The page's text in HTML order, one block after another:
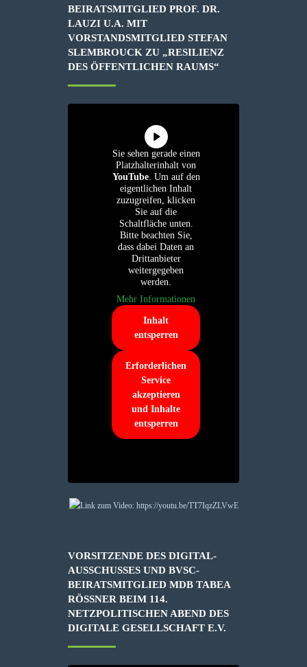
BEIRATSMITGLIED PROF. DR.
LAUZI U.A. MIT
VORSTANDSMITGLIED STEFAN
SLEMBROUCK ZU „RESILIENZ
DES ÖFFENTLICHEN RAUMS“
Sie sehen gerade einen
Platzhalterinhalt von
YouTube. Um auf den
eigentlichen Inhalt
zuzugreifen, klicken
Sie auf die
Schaltfläche unten.
Bitte beachten Sie,
dass dabei Daten an
Drittanbieter
weitergegeben
werden.
Mehr Informationen
Inhalt
entsperren
Erforderlichen
Service
akzeptieren
und Inhalte
entsperren
VORSITZENDE DES DIGITAL-
AUSSCHUSSES UND BVSC-
BEIRATSMITGLIED MDB TABEA
RÖSSNER BEIM 114. N
ETZPOLITISCHEN ABEND DES D
IGITALE GESELLSCHAFT E.V.